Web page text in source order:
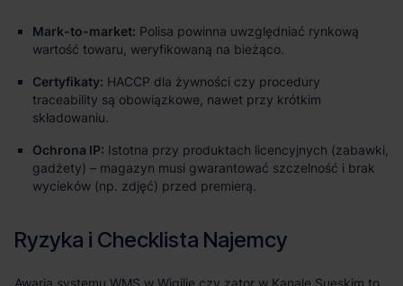
Mark-to-market: Polisa powinna uwzględniać rynkową
wartość towaru, weryfikowaną na bieżąco.
Certyfikaty: HACCP dla żywności czy procedury
traceability są obowiązkowe, nawet przy krótkim
składowaniu.
Ochrona IP: Istotna przy produktach licencyjnych (zabawki,
gadżety) – magazyn musi gwarantować szczelność i brak
wycieków (np. zdjęć) przed premierą.